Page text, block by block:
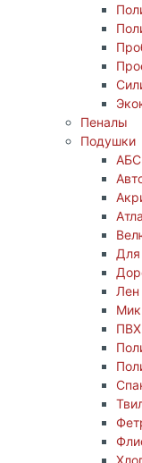
Пеналы
Подушки
Лен
ПВХ